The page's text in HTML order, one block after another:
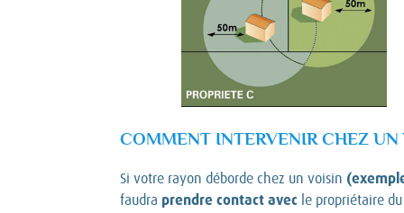
COMMENT INTERVENIR CHEZ UN
Si votre rayon déborde chez un voisin
faudra prendre contact avec le propriétaire